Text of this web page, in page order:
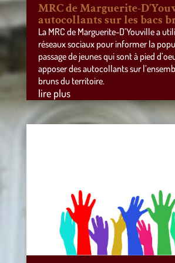
MRC de Marguerite-
autocollants sur les bacs
La MRC de Marguerite-D’Youville a
réseaux sociaux pour informer la
passage de jeunes qui sont à pied
apposer des autocollants sur
bruns du territoire.
lire plus